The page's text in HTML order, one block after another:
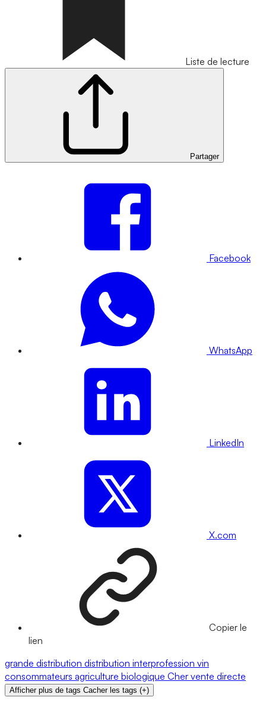
Liste de lecture
Partager
Facebook
WhatsApp
LinkedIn
X.com
Copier le
lien
grande distribution distribution interprofession vin
consommateurs agriculture biologique Cher vente directe
Afficher plus de tags Cacher les tags (+)